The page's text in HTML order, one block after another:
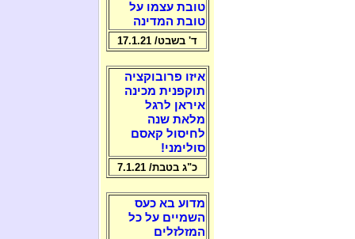
טובת עצמו על
טובת המדינה
ד' בשבט/ 17.1.21
איזו פרובוקציה
תוקפנית מכינה
איראן לרגל
מלאת שנה
לחיסול קאסם
סולימני!
כ"ג בטבת/ 7.1.21
מדוע בא כעס
השמיים על כל
המזלזלים